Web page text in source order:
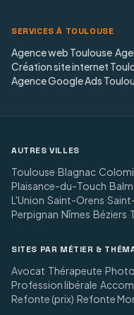
SERVICES À TOULOUSE
Agence web Toulouse·
Création site internet
Agence Google Ads
AUTRES VILLES
Toulouse·Blagnac·
Plaisance-du-Touch·
L'Union·Saint-Orens·
Perpignan·Nîmes·Béziers·
SITES PAR MÉTIER &
Avocat·Thérapeute·
Profession libérale·
Refonte (prix)·Refonte